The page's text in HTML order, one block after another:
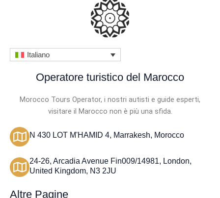
u
Italiano
Operatore turistico del Marocco
Morocco Tours Operator, i nostri autisti e guide esperti,
visitare il Marocco non è più una sfida.
N 430 LOT M'HAMID 4, Marrakesh, Morocco
24-26, Arcadia Avenue Fin009/14981, London,
United Kingdom, N3 2JU
Altre Pagine